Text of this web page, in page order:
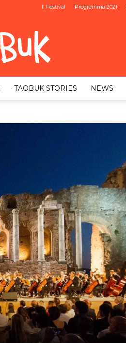
Il Festival Programma 2021
TAOBUK STORIES NEWS